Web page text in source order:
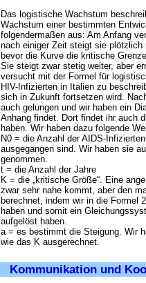
Das logistische Wachstum
Wachstum einer bestimmten
folgendermaßen aus: Am Anfang
nach einiger Zeit steigt sie plötzlich
bevor die Kurve die kritische
Sie steigt zwar stetig weiter, aber
versucht mit der Formel für
HIV-Infizierten in Italien zu
sich in Zukunft fortsetzen wird.
auch gelungen und wir haben ein
Anhang findet. Dort findet ihr auch
haben. Wir haben dazu folgende
N0 = die Anzahl der AIDS-
ausgegangen sind. Wir haben sie
genommen.
t = die Anzahl der Jahre
K = die „kritische Größe“. Eine
zwar sehr nahe kommt, aber den
berechnet, indem wir in die Formel
haben und somit ein
aufgelöst haben.
a = es bestimmt die Steigung. Wir
wie das K ausgerechnet.
Kommunikation und